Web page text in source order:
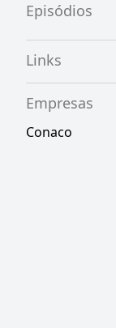
Episódios
Links
Empresas
Conaco